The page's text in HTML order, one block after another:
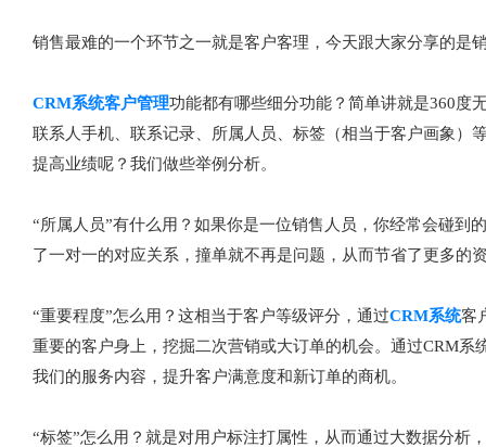
销售最难的一个环节之一就是客户客理，今天跟大家分享的是
CRM系统客户管理功能都有哪些细分功能？简单讲就是360度
联系人手机、联系记录、所属人员、标签（相当于客户画象）
提高业绩呢？我们做些举例分析。
“所属人员”有什么用？如果你是一位销售人员，你经常会碰
了一对一的对应关系，撞单就不再是问题，从而节省了更多的
“重要程度”怎么用？这相当于客户等级评分，通过CRM系统客
重要的客户身上，挖掘二次营销或大订单的机会。通过CRM
我们的服务内容，提升客户满意度和新订单的商机。
“标签”怎么用？就是对用户标注打属性，从而通过大数据分析